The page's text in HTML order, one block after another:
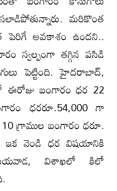
మరికొంత
అవకాశం ఉందని..
స్వల్పంగా తగ్గిన పసిడి
పెట్టింది. హైదరాబాద్‌,
బంగారం ధర 22
ధరరూ.54,000 గా
గ్రాముల బంగారం ధరూ.
ఇక వెండి ధర విషయానికి
విశాఖలో కిలో